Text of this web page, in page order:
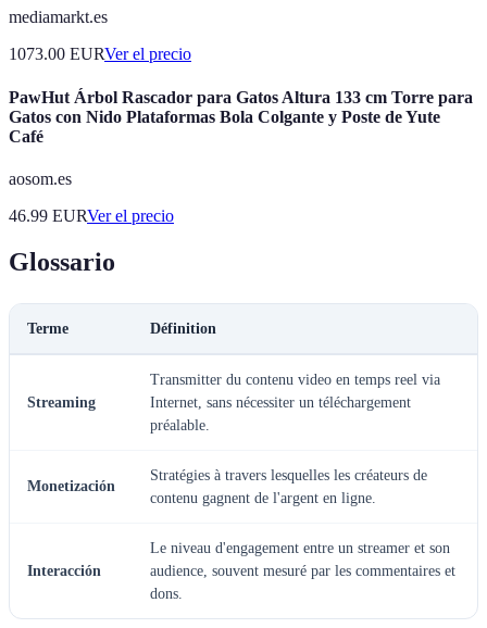
mediamarkt.es
1073.00 EURVer el precio
PawHut Árbol Rascador para Gatos Altura 133 cm Torre para
Gatos con Nido Plataformas Bola Colgante y Poste de Yute
Café
aosom.es
46.99 EURVer el precio
Glossario
Terme Définition
Streaming
Transmitter du contenu video en temps reel via
Internet, sans nécessiter un téléchargement
préalable.
Monetización
Stratégies à travers lesquelles les créateurs de
contenu gagnent de l'argent en ligne.
Interacción
Le niveau d'engagement entre un streamer et son
audience, souvent mesuré par les commentaires et
dons.